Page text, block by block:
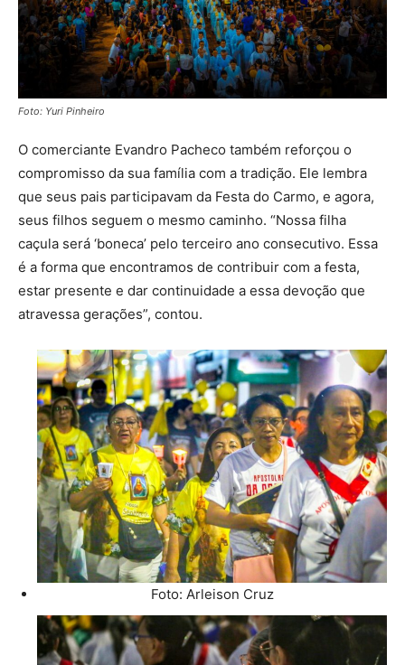
Foto: Yuri Pinheiro
O comerciante Evandro Pacheco também reforçou o
compromisso da sua família com a tradição. Ele lembra
que seus pais participavam da Festa do Carmo, e agora,
seus filhos seguem o mesmo caminho. “Nossa filha
caçula será ‘boneca’ pelo terceiro ano consecutivo. Essa
é a forma que encontramos de contribuir com a festa,
estar presente e dar continuidade a essa devoção que
atravessa gerações”, contou.
Foto: Arleison Cruz